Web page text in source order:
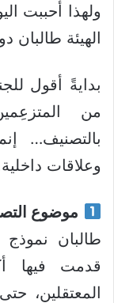
ولهذا أحببت
الهيئة طالبان
بدايةً أقول
من
بالتصنيف…
وعلاقات
موضوع
المعتقلين،